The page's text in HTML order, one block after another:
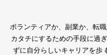
ボランティアか、副業か、転
カタチにするための手段に過ぎ
ずに自分らしいキャリアを歩